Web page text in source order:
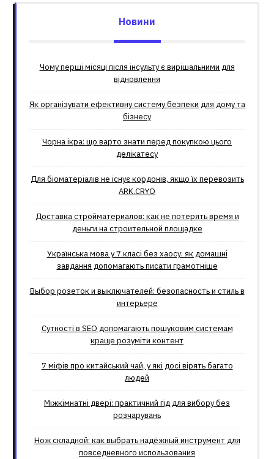
Новини
Чому перші місяці після інсульту є вирішальними для
відновлення
Як організувати ефективну систему безпеки для дому та
бізнесу
Чорна ікра: що варто знати перед покупкою цього
делікатесу
Для біоматеріалів не існує кордонів, якщо їх перевозить
ARK.CRYO
Доставка стройматериалов: как не потерять время и
деньги на строительной площадке
Українська мова у 7 класі без хаосу: як домашні
завдання допомагають писати грамотніше
Выбор розеток и выключателей: безопасность и стиль в
интерьере
Сутності в SEO допомагають пошуковим системам
краще розуміти контент
7 міфів про китайський чай, у які досі вірять багато
людей
Міжкімнатні двері: практичний гід для вибору без
розчарувань
Нож складной: как выбрать надёжный инструмент для
повседневного использования